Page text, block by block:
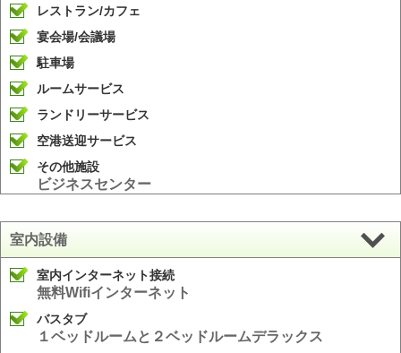
レストラン/カフェ
宴会場/会議場
駐車場
ルームサービス
ランドリーサービス
空港送迎サービス
その他施設
ビジネスセンター
室内設備
室内インターネット接続
無料Wifiインターネット
バスタブ
１ベッドルームと２ベッドルームデラックス